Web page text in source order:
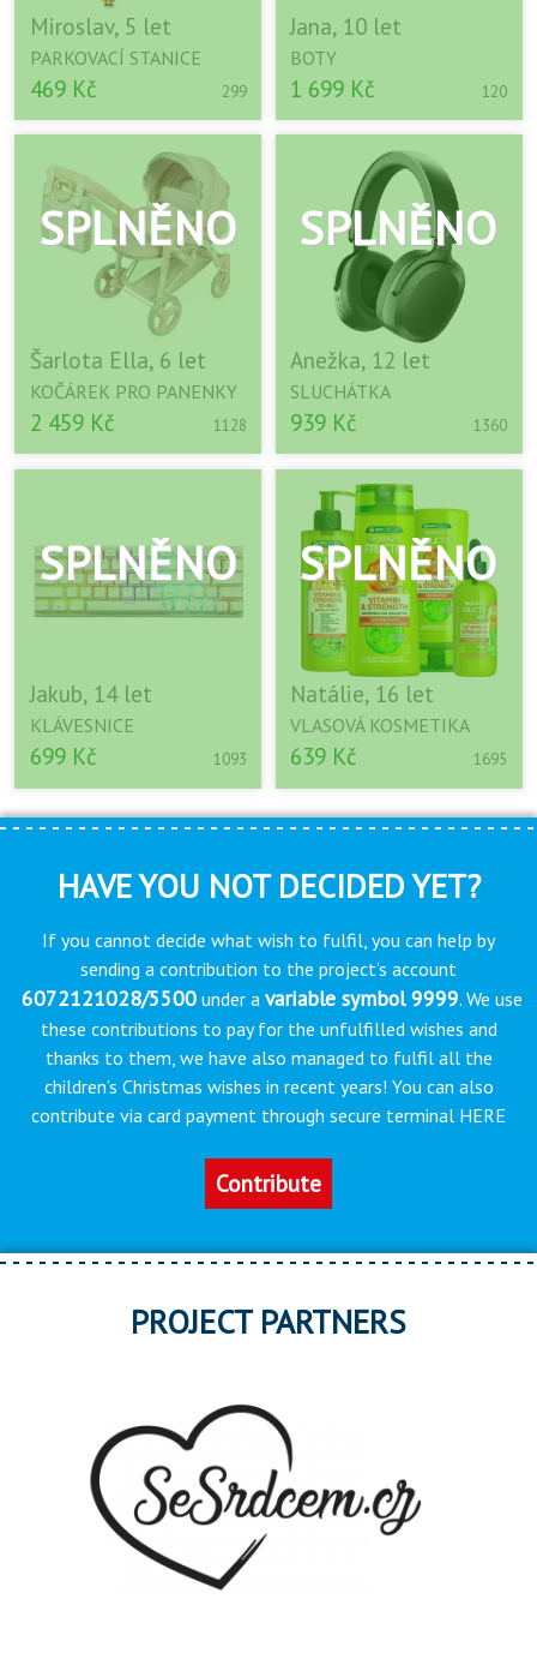
Miroslav, 5 let
PARKOVACÍ STANICE
469 Kč 299
Jana, 10 let
BOTY
1 699 Kč 120
Šarlota Ella, 6 let
KOČÁREK PRO PANENKY
2 459 Kč 1128
Anežka, 12 let
SLUCHÁTKA
939 Kč 1360
Jakub, 14 let
KLÁVESNICE
699 Kč 1093
Natálie, 16 let
VLASOVÁ KOSMETIKA
639 Kč 1695
HAVE YOU NOT DECIDED YET?
If you cannot decide what wish to fulfil, you can help by
sending a contribution to the project’s account
6072121028/5500under a variable symbol 9999. We use
these contributions to pay for the unfulfilled wishes and
thanks to them, we have also managed to fulfil all the
children’s Christmas wishes in recent years! You can also
contribute via card payment through secure terminal HERE
Contribute
PROJECT PARTNERS